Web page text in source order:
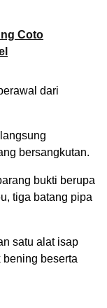
Coto
dari
bersangkutan.
bukti berupa
tiga batang pipa
satu alat isap
bening beserta